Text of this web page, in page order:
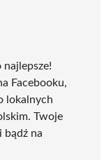
Facebooku,
lokalnych
Twoje
bądź na